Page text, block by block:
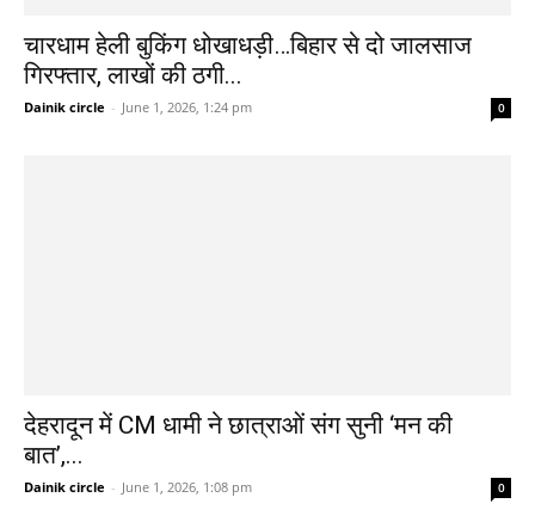
चारधाम हेली बुकिंग धोखाधड़ी…बिहार से दो जालसाज
गिरफ्तार, लाखों की ठगी...
Dainik circle - June 1, 2026, 1:24 pm 0
देहरादून में CM धामी ने छात्राओं संग सुनी ‘मन की
बात’,...
Dainik circle - June 1, 2026, 1:08 pm 0